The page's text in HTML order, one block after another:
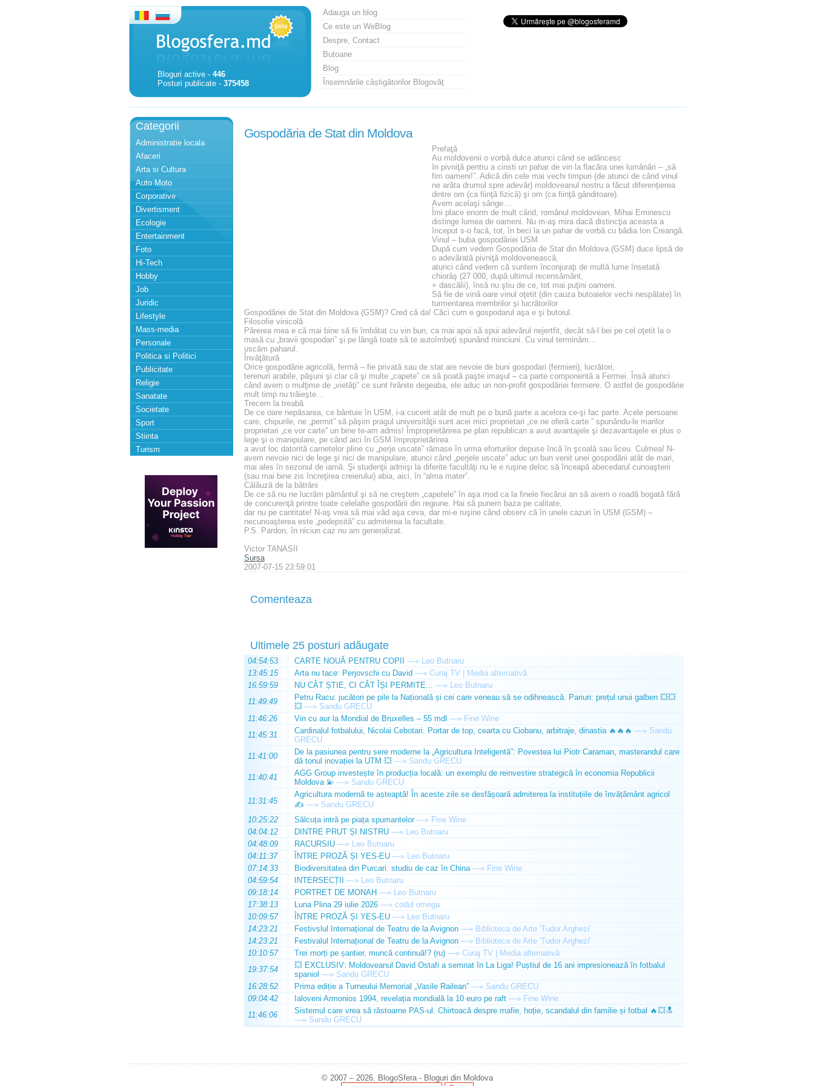
Bloguri active - 446
Posturi publicate - 375458
Adauga un blog
Ce este un WeBlog
Despre, Contact
Butoane
Blog
Însemnările câștigătorilor Blogovăț
Categorii
Administratie locala
Afaceri
Arta si Cultura
Auto Moto
Corporative
Divertisment
Ecologie
Entertainment
Foto
Hi-Tech
Hobby
Job
Juridic
Lifestyle
Mass-media
Personale
Politica si Politici
Publicitate
Religie
Sanatate
Societate
Sport
Stiinta
Turism
Gospodăria de Stat din Moldova
Prefaţă
Au moldovenii o vorbă dulce atunci când se adâncesc
în pivniţă pentru a cinsti un pahar de vin la flacăra unei lumânări – „să
fim oameni!”. Adică din cele mai vechi timpuri (de atunci de când vinul
ne arăta drumul spre adevăr) moldoveanul nostru a făcut diferenţierea
dintre om (ca fiinţă fizică) şi om (ca fiinţă gânditoare).
Avem acelaşi sânge…
Îmi place enorm de mult când, românul moldovean, Mihai Eminescu
distinge lumea de oameni. Nu m-aş mira dacă distincţia aceasta a
început s-o facă, tot, în beci la un pahar de vorbă cu bădia Ion Creangă.
Vinul – buba gospodăriei USM
După cum vedem Gospodăria de Stat din Moldova (GSM) duce lipsă de
o adevărată pivniţă moldovenească,
atunci când vedem că suntem înconjuraţi de multă lume însetată
chiorâş (27 000, după ultimul recensământ,
+ dascălii), însă nu ştiu de ce, tot mai puţini oameni.
Să fie de vină oare vinul oţetit (din cauza butoaielor vechi nespălate) în
turmentarea membrilor şi lucrătorilor
Gospodăriei de Stat din Moldova (GSM)? Cred că da! Căci cum e gospodarul aşa e şi butoiul.
Filosofie vinicolă
Părerea mea e că mai bine să fii îmbătat cu vin bun, ca mai apoi să spui adevărul nejertfit, decât să-l bei pe cel oţetit la o
masă cu „bravii gospodari” şi pe lângă toate să te autoîmbeţi spunând minciuni. Cu vinul terminăm…
uscăm paharul.
Învăţătură
Orice gospodărie agricolă, fermă – fie privată sau de stat are nevoie de buni gospodari (fermieri), lucrători,
terenuri arabile, păşuni şi clar că şi multe „capete” ce să poată paşte imaşul – ca parte componentă a Fermei. Însă atunci
când avem o mulţime de „vietăţi” ce sunt hrănite degeaba, ele aduc un non-profit gospodăriei fermiere. O astfel de gospodărie
mult timp nu trăieşte…
Trecem la treabă
De ce oare nepăsarea, ce bântuie în USM, i-a cucerit atât de mult pe o bună parte a acelora ce-şi fac parte. Acele persoane
care, chipurile, ne „permit” să păşim pragul universităţii sunt acei mici proprietari „ce ne oferă carte ” spunându-le marilor
proprietari „ce vor carte” un bine te-am admis! Împroprietărirea pe plan republican a avut avantajele şi dezavantajele ei plus o
lege şi o manipulare, pe când aici în GSM împroprietărirea
a avut loc datorită carnetelor pline cu „perje uscate” rămase în urma eforturilor depuse încă în şcoală sau liceu. Culmea! N-
avem nevoie nici de lege şi nici de manipulare, atunci când „perjele uscate” aduc un bun venit unei gospodării atât de mari,
mai ales în sezonul de iarnă. Şi studenţii admişi la diferite facultăţi nu le e ruşine deloc să înceapă abecedarul cunoaşterii
(sau mai bine zis încreţirea creierului) abia, aici, în “alma mater”.
Călăuză de la bătrâni
De ce să nu ne lucrăm pământul şi să ne creştem „capetele” în aşa mod ca la finele fiecărui an să avem o roadă bogată fără
de concurenţă printre toate celelalte gospodării din regiune. Hai să punem baza pe calitate,
dar nu pe cantitate! N-aş vrea să mai văd aşa ceva, dar mi-e ruşine când observ că în unele cazuri în USM (GSM) –
necunoaşterea este „pedepsită” cu admiterea la facultate.
P.S. Pardon, în niciun caz nu am generalizat.
Victor TANASII
Sursa
2007-07-15 23:59:01
Comenteaza
Ultimele 25 posturi adăugate
04:54:53 CARTE NOUĂ PENTRU COPII —» Leo Butnaru
13:45:15
Arta nu tace: Perjovschi cu David —» Curaj.TV | Media alternativă
16:59:59
NU CÂT ȘTIE, CI CÂT ÎȘI PERMITE... —» Leo Butnaru
11:49:49
Petru Racu: jucători pe pile la Națională și cei care veneau să se odihnească. Pariuri: prețul unui galben 💥💥
💥 —» Sandu GRECU
11:46:26
Vin cu aur la Mondial de Bruxelles – 55 mdl —» Fine Wine
11:45:31
Cardinalul fotbalului, Nicolai Cebotari. Portar de top, cearta cu Ciobanu, arbitraje, dinastia 🔥🔥🔥 —» Sandu
GRECU
11:41:00
De la pasiunea pentru sere moderne la „Agricultura Inteligentă”: Povestea lui Piotr Caraman, masterandul care
dă tonul inovației la UTM 💥 —» Sandu GRECU
11:40:41
AGG Group investește în producția locală: un exemplu de reinvestire strategică în economia Republicii
Moldova 💫 —» Sandu GRECU
11:31:45
Agricultura modernă te așteaptă! În aceste zile se desfășoară admiterea la instituțiile de învățământ agricol
✍️ —» Sandu GRECU
10:25:22
Sălcuța intră pe piața spumantelor —» Fine Wine
04:04:12
DINTRE PRUT ȘI NISTRU —» Leo Butnaru
04:48:09
RACURSIU —» Leo Butnaru
04:11:37
ÎNTRE PROZĂ ȘI YES-EU —» Leo Butnaru
07:14:33
Biodiversitatea din Purcari: studiu de caz în China —» Fine Wine
04:59:54
INTERSECȚII —» Leo Butnaru
09:18:14
PORTRET DE MONAH —» Leo Butnaru
17:38:13
Luna Plina 29 iulie 2026 —» codul omega
10:09:57
ÎNTRE PROZĂ ȘI YES-EU —» Leo Butnaru
14:23:21
Festivslul Internațional de Teatru de la Avignon —» Biblioteca de Arte 'Tudor Arghezi'
14:23:21
Festivalul Internațional de Teatru de la Avignon —» Biblioteca de Arte 'Tudor Arghezi'
10:10:57
Trei morți pe șantier, muncă continuă!? (ru) —» Curaj.TV | Media alternativă
19:37:54
💥 EXCLUSIV: Moldoveanul David Ostafi a semnat în La Liga! Puștiul de 16 ani impresionează în fotbalul
spaniol —» Sandu GRECU
16:28:52
Prima ediție a Turneului Memorial „Vasile Railean” —» Sandu GRECU
09:04:42
Ialoveni Armonios 1994, revelația mondială la 10 euro pe raft —» Fine Wine
11:46:06
Sistemul care vrea să răstoarne PAS-ul. Chirtoacă despre mafie, hoție, scandalul din familie și fotbal 🔥💥🔝
—» Sandu GRECU
© 2007 – 2026. BlogoSfera - Bloguri din Moldova